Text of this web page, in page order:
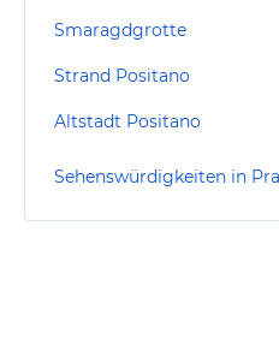
Smaragdgrotte
Strand Positano
Altstadt Positano
Sehenswürdigkeiten in